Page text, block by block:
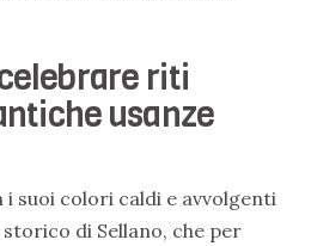
riti
usanze
suoi colori caldi e avvolgenti
di Sellano, che per